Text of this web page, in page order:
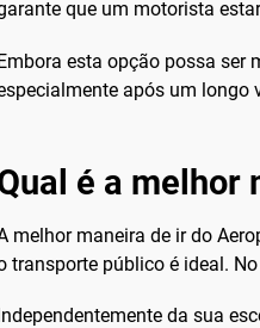
que um motorista
esta opção possa ser
após um longo
é a melhor
melhor maneira de ir do
transporte público é ideal.
da sua